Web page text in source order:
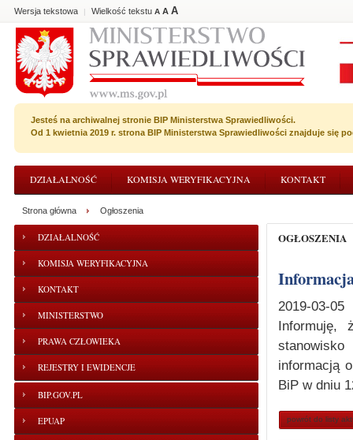
Wersja tekstowa | Wielkość tekstu A A A
Jesteś na archiwalnej stronie BIP Ministerstwa Sprawiedliwości.
Od 1 kwietnia 2019 r. strona BIP Ministerstwa Sprawiedliwości znajduje się
DZIAŁALNOŚĆ KOMISJA WERYFIKACYJNA KONTAKT
DZIAŁALNOŚĆ
KOMISJA WERYFIKACYJNA
KONTAKT
MINISTERSTWO
PRAWA CZŁOWIEKA
REJESTRY I EWIDENCJE
BIP.GOV.PL
EPUAP
Strona główna Ogłoszenia
OGŁOSZENIA
2019-03-05
Informuję,
informacją
BiP w dniu
powrót do listy